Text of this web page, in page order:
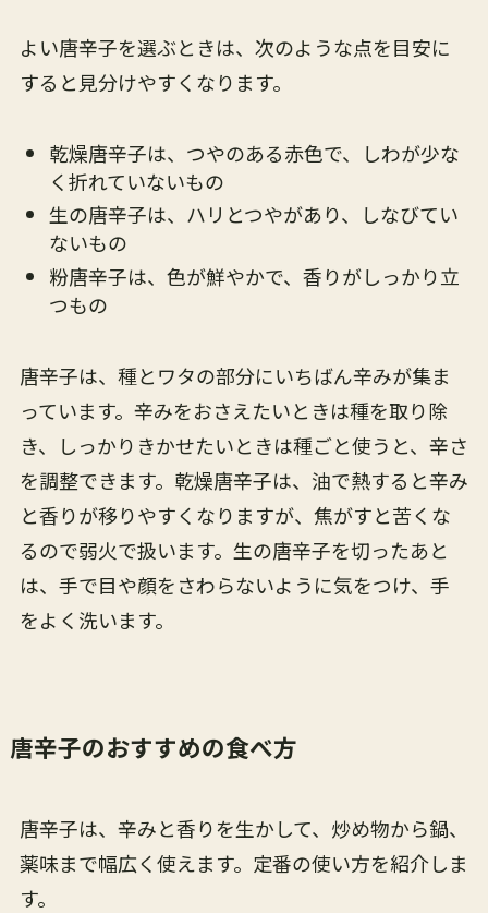
よい唐辛子を選ぶときは、次のような点を目安に
すると見分けやすくなります。
乾燥唐辛子は、つやのある赤色で、しわが少な
く折れていないもの
生の唐辛子は、ハリとつやがあり、しなびてい
ないもの
粉唐辛子は、色が鮮やかで、香りがしっかり立
つもの
唐辛子は、種とワタの部分にいちばん辛みが集ま
っています。辛みをおさえたいときは種を取り除
き、しっかりきかせたいときは種ごと使うと、辛さ
を調整できます。乾燥唐辛子は、油で熱すると辛み
と香りが移りやすくなりますが、焦がすと苦くな
るので弱火で扱います。生の唐辛子を切ったあと
は、手で目や顔をさわらないように気をつけ、手
をよく洗います。
唐辛子のおすすめの食べ方
唐辛子は、辛みと香りを生かして、炒め物から鍋、
薬味まで幅広く使えます。定番の使い方を紹介しま
す。